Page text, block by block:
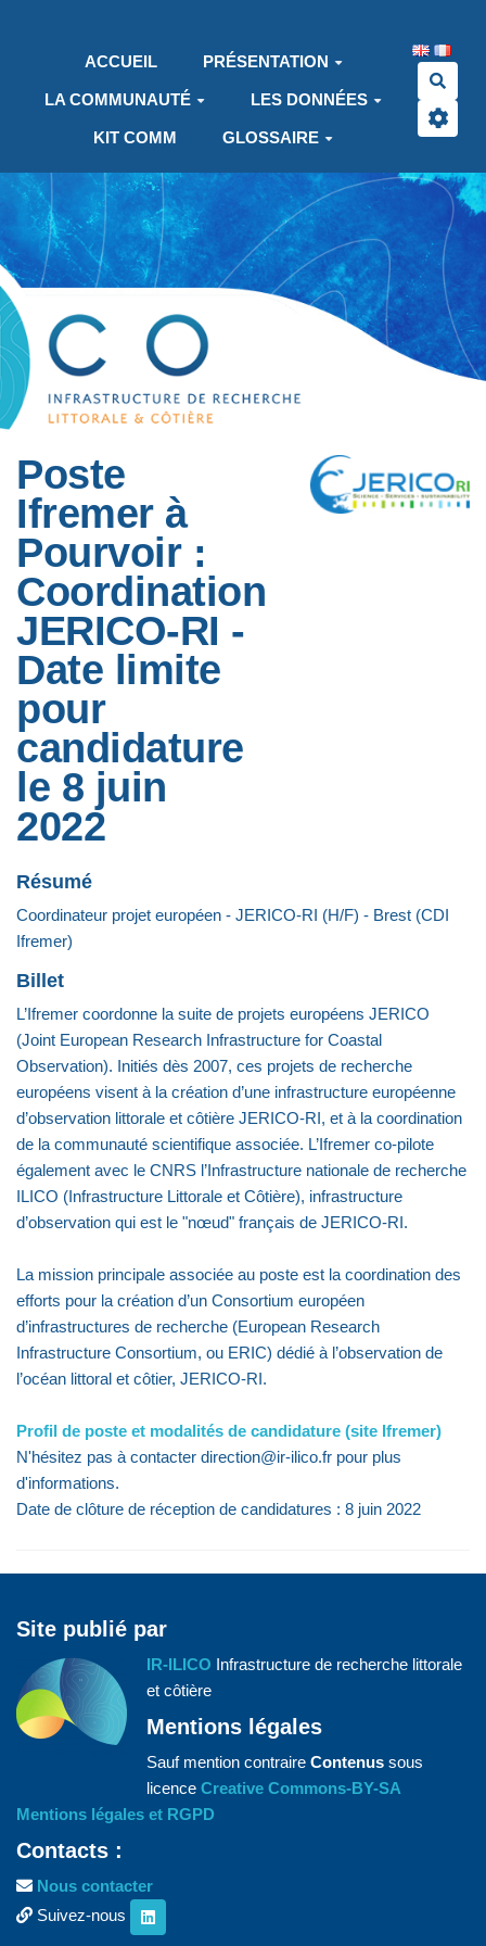
ACCUEIL
PRÉSENTATION
LA COMMUNAUTÉ LES DONNÉES
KIT COMM GLOSSAIRE
Poste
Ifremer à
Pourvoir :
Coordination
JERICO-RI -
Date limite
pour
candidature
le 8 juin
2022
Résumé
Coordinateur projet européen - JERICO-RI (H/F) - Brest (CDI
Ifremer)
Billet
L’Ifremer coordonne la suite de projets européens JERICO
(Joint European Research Infrastructure for Coastal
Observation). Initiés dès 2007, ces projets de recherche
européens visent à la création d’une infrastructure européenne
d’observation littorale et côtière JERICO-RI, et à la coordination
de la communauté scientifique associée. L’Ifremer co-pilote
également avec le CNRS l’Infrastructure nationale de recherche
ILICO (Infrastructure Littorale et Côtière), infrastructure
d’observation qui est le "nœud" français de JERICO-RI.
La mission principale associée au poste est la coordination des
efforts pour la création d’un Consortium européen
d’infrastructures de recherche (European Research
Infrastructure Consortium, ou ERIC) dédié à l’observation de
l’océan littoral et côtier, JERICO-RI.
Profil de poste et modalités de candidature (site Ifremer)
N'hésitez pas à contacter direction@ir-ilico.fr pour plus
d'informations.
Date de clôture de réception de candidatures : 8 juin 2022
Site publié par
IR-ILICO Infrastructure de recherche littorale
et côtière
Mentions légales
Sauf mention contraire Contenus sous
licence Creative Commons-BY-SA
Mentions légales et RGPD
Contacts :
Nous contacter
Suivez-nous